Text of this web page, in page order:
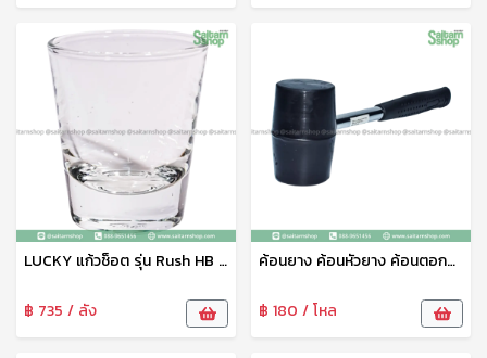
LUCKY แก้วช็อต รุ่น Rush HB Shot Glass LG-440502 ขนาด 1.5 ออนซ์ 12 ใบ แก้วค็อกเทล แก้วเหล้า แก้วป็อก
฿ 735 / ลัง
ค้อนยาง ค้อนหัวยาง ค้อนตอกสมอบก ฆ้อนยาง ค้อน ค้อนยางดำ ฆ้อนหัวยาง ด้ามไฟเบอร์ คุณภาพ แข็งแรง ทนทาน
฿ 180 / โหล